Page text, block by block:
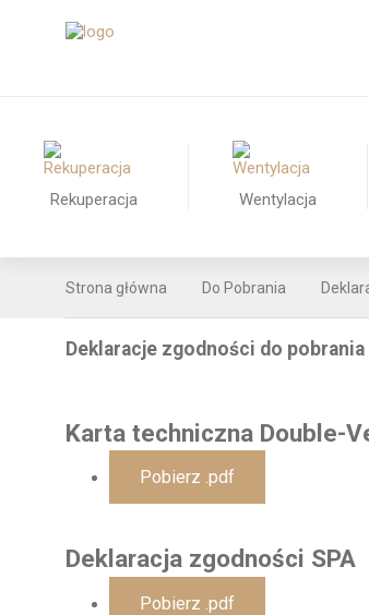
Rekuperacja Wentylacja
Strona główna Do Pobrania
Deklaracje zgodności do pobrania
Karta techniczna Double-
Pobierz .pdf
Deklaracja zgodności SPA
Pobierz .pdf